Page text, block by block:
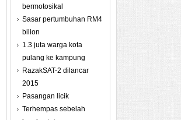
bermotosikal
Sasar pertumbuhan RM4
bilion
1.3 juta warga kota
pulang ke kampung
RazakSAT-2 dilancar
2015
Pasangan licik
Terhempas sebelah